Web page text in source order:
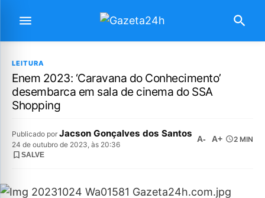
LEITURA
Enem 2023: ‘Caravana do Conhecimento’
desembarca em sala de cinema do SSA
Shopping
Publicado por Jacson Gonçalves dos Santos
24 de outubro de 2023, às 20:36
A- A+ 2 MIN
SALVE